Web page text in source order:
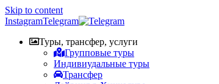
Skip to content
InstagramTelegram
Туры, трансфер, услуги
Групповые туры
Индивиудальные туры
Трансфер